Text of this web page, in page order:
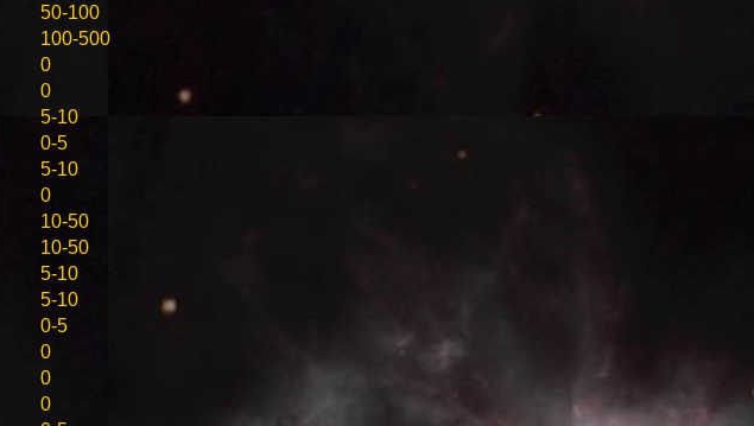
50-100
100-500
0
0
5-10
0-5
5-10
0
10-50
10-50
5-10
5-10
0-5
0
0
0